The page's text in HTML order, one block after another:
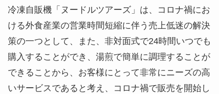
冷凍自販機「ヌードルツアーズ」は、コロナ禍にお
ける外食産業の営業時間短縮に伴う売上低迷の解決
策の一つとして、また、非対面式で24時間いつでも
購入することができ、湯煎で簡単に調理することが
できることから、お客様にとって非常にニーズの高
いサービスであると考え、コロナ禍で販売を開始し